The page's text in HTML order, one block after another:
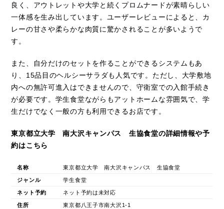
良く、アウトレットや大学と続くプロムナードが素晴らしい
一体感を生み出しています。ユーザーレビューによると、カ
レーの甘さや柔らかな肉質に驚かされることが多いようで
す。
また、自分だけのセットを作ることができるシステムもあ
り、15品目のヘルシーサラダも人気です。ただし、大学敷地
内への無許可進入はできませんので、守衛室での入館手続き
が必要です。学生食堂ながらもアットホームな雰囲気で、学
生だけでなく一般の方も利用できるお店です。
東京都立大学 南大沢キャンパス 生協食堂の詳細情報や予
約はこちら
名称 東京都立大学 南大沢キャンパス 生協食堂
ジャンル 学生食堂
ネット予約 ネット予約は未対応
住所 東京都八王子市南大沢1-1